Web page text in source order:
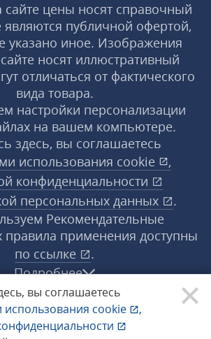
вы соглашаетесь
cookie
,
сайте цены носят справочный
являются публичной офертой,
указано иное. Изображения
носят иллюстративный
отличаться от фактического
вида товара.
настройки персонализации
на вашем компьютере.
здесь, вы соглашаетесь
использования cookie
,
конфиденциальности
персональных данных
.
Рекомендательные
правила применения доступны
по ссылке
.
Подробнее
«1С‑Рарус» ®. Все права
защищены.